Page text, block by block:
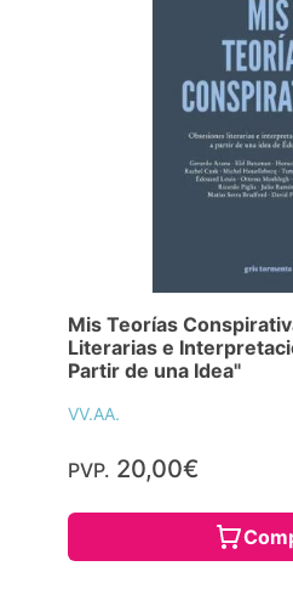
Mis Teorías
Literarias e
Partir de una Idea"
VV.AA.
PVP. 20,00€